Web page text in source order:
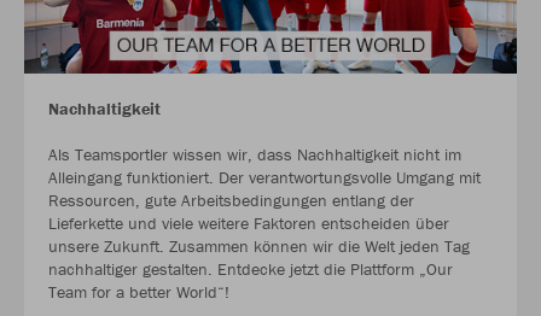
Nachhaltigkeit
Als Teamsportler wissen wir, dass Nachhaltigkeit nicht im
Alleingang funktioniert. Der verantwortungsvolle Umgang mit
Ressourcen, gute Arbeitsbedingungen entlang der
Lieferkette und viele weitere Faktoren entscheiden über
unsere Zukunft. Zusammen können wir die Welt jeden Tag
nachhaltiger gestalten. Entdecke jetzt die Plattform „Our
Team for a better World“!